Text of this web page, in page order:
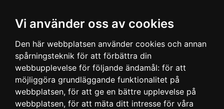
Vi använder oss av cookies
Den här webbplatsen använder cookies och annan
spårningsteknik för att förbättra din
webbupplevelse för följande ändamål: för att
möjliggöra grundläggande funktionalitet på
webbplatsen, för att ge en bättre upplevelse på
webbplatsen, för att mäta ditt intresse för våra